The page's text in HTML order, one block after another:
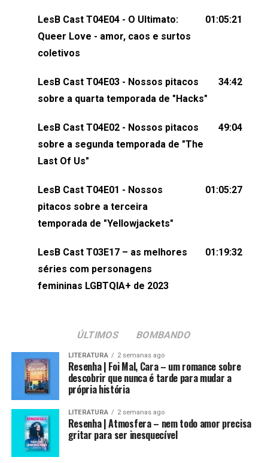
os melhores momentos, as maiores confusões e,
claro, tudo o que esse reality nos fez pensar (e rir)
sobre amor sáfico!Você também pode participar
comentários, perguntas ou qualquer outra coisa,
nos envie uma mensagem pelas redes sociais ou
esqueça de visitar nosso site e também redes
sociais:Twitter: ⁠⁠⁠⁠@lesbout_br⁠⁠⁠⁠ Instagram: ⁠⁠⁠⁠@lesbout_br⁠⁠⁠⁠
(⁠⁠⁠⁠⁠⁠@KarolenPassos⁠⁠⁠⁠⁠⁠)Participação de Bruna Fentanes
(⁠⁠⁠⁠@brunarfentanes⁠⁠⁠⁠) e Pollyelly FlorêncioEdição de
Naiady Machado
LesB Cast T04E04 - O Ultimato:
Queer Love - amor, caos e surtos
coletivos
01:05:21
LesB Cast T04E03 - Nossos pitacos
sobre a quarta temporada de "Hacks"
34:42
LesB Cast T04E02 - Nossos pitacos
sobre a segunda temporada de "The
Last Of Us"
49:04
LesB Cast T04E01 - Nossos
pitacos sobre a terceira
temporada de "Yellowjackets"
01:05:27
LesB Cast T03E17 – as melhores
séries com personagens
femininas LGBTQIA+ de 2023
01:19:32
ÚLTIMOS BOMBANDO
LITERATURA 2 semanas ago
Resenha | Foi Mal, Cara – um romance sobre
descobrir que nunca é tarde para mudar a
própria história
LITERATURA 2 semanas ago
Resenha | Atmosfera – nem todo amor precisa
gritar para ser inesquecível